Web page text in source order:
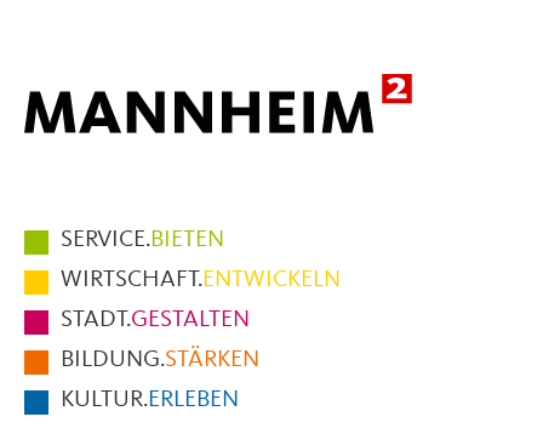
Hauptmenüpunkte
im
Fußbereich
der
Seite
SERVICE.BIETEN
WIRTSCHAFT.ENTWICKELN
STADT.GESTALTEN
BILDUNG.STÄRKEN
KULTUR.ERLEBEN